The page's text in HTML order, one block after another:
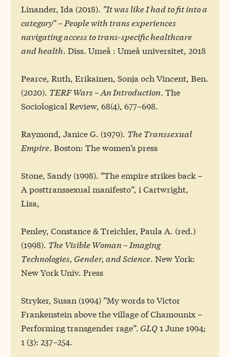
Linander, Ida (2018). ”It was like I had to fit into a
category” – People with trans experiences
navigating access to trans-specific healthcare
and health. Diss. Umeå : Umeå universitet, 2018
Pearce, Ruth, Erikainen, Sonja och Vincent, Ben.
(2020). TERF Wars – An Introduction. The
Sociological Review, 68(4), 677–698.
Raymond, Janice G. (1979). The Transsexual
Empire. Boston: The women’s press
Stone, Sandy (1998). ”The empire strikes back –
A posttranssexual manifesto”, i Cartwright,
Lisa,
Penley, Constance & Treichler, Paula A. (red.)
(1998). The Visible Woman – Imaging
Technologies, Gender, and Science. New York:
New York Univ. Press
Stryker, Susan (1994) ”My words to Victor
Frankenstein above the village of Chamounix –
Performing transgender rage”. GLQ1 June 1994;
1 (3): 237–254.